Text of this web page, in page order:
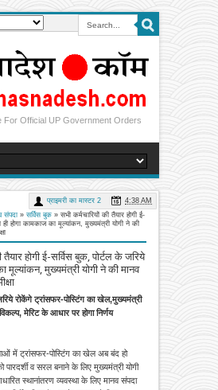
For Official UP Government Orders
संपदा » सर्विस बुक » सभी कर्मचारियों की तैयार होगी ई-
ही होगा कामकाज का मूल्यांकन, मुख्यमंत्री योगी ने की
तैयार होगी ई-सर्विस बुक, पोर्टल के जरिये
मूल्यांकन, मुख्यमंत्री योगी ने की मानव
प्राइमरी का मास्टर 2 4:38 AM
रोकेंगे ट्रांसफर-पोस्टिंग का खेल,मुख्यमंत्री
मेरिट के आधार पर होगा निर्णय
में ट्रांसफर-पोस्टिंग का खेल अब बंद हो
पारदर्शी व सरल बनाने के लिए मुख्यमंत्री योगी
स्थानांतरण व्यवस्था के लिए मानव संपदा